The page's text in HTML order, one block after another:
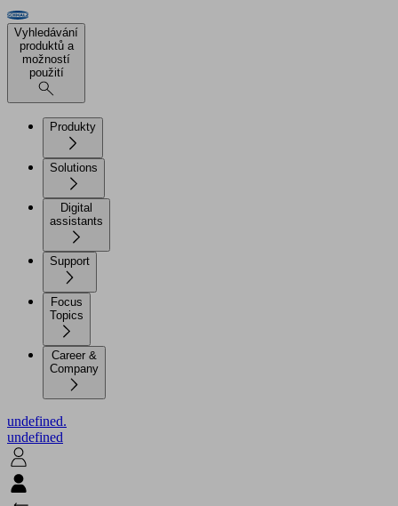
Vyhledávání
produktů a
možností
použití
Produkty
Solutions
Digital
assistants
Support
Focus
Topics
Career &
Company
undefined.
undefined